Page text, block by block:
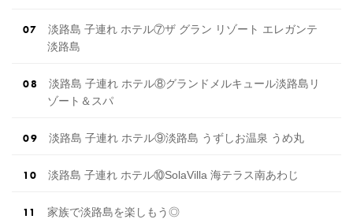
淡路島 子連れ ホテル⑦ザ グラン リゾート エレガンテ
淡路島
淡路島 子連れ ホテル⑧グランドメルキュール淡路島リ
ゾート＆スパ
淡路島 子連れ ホテル⑨淡路島 うずしお温泉 うめ丸
淡路島 子連れ ホテル⑩SolaVilla 海テラス南あわじ
家族で淡路島を楽しもう◎